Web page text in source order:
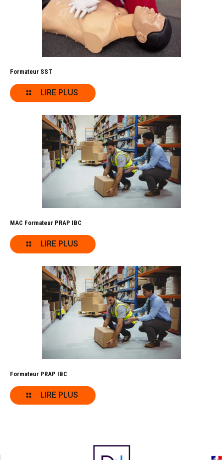
Formateur SST
LIRE PLUS
MAC Formateur PRAP IBC
LIRE PLUS
Formateur PRAP IBC
LIRE PLUS